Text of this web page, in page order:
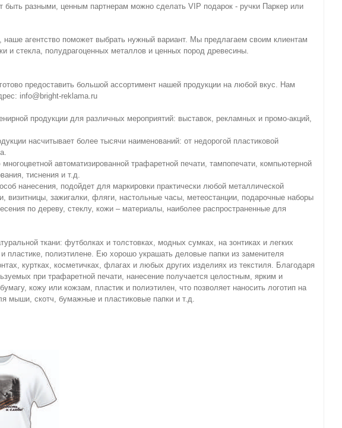
быть разными, ценным партнерам можно сделать VIP подарок - ручки Паркер или
наше агентство поможет выбрать нужный вариант. Мы предлагаем своим клиентам
и стекла, полудрагоценных металлов и ценных пород древесины.
предоставить большой ассортимент нашей продукции на любой вкус. Нам
info@bright-reklama.ru
продукции для различных мероприятий: выставок, рекламных и промо-акций,
насчитывает более тысячи наименований: от недорогой пластиковой
автоматизированной трафаретной печати, тампопечати, компьютерной
тиснения и т.д.
нанесения, подойдет для маркировки практически любой металлической
визитницы, зажигалки, фляги, настольные часы, метеостанции, подарочные наборы
по дереву, стеклу, кожи – материалы, наиболее распространенные для
ткани: футболках и толстовках, модных сумках, на зонтиках и легких
пластике, полиэтилене. Ею хорошо украшать деловые папки из заменителя
куртках, косметичках, флагах и любых других изделиях из текстиля. Благодаря
при трафаретной печати, нанесение получается целостным, ярким и
кожу или кожзам, пластик и полиэтилен, что позволяет наносить логотип на
мыши, скотч, бумажные и пластиковые папки и т.д.